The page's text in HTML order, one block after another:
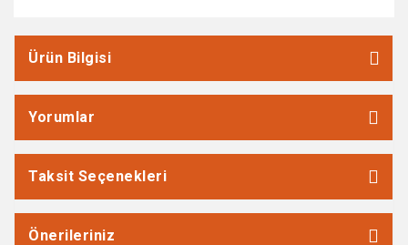
Ürün Bilgisi
Yorumlar
Taksit Seçenekleri
Önerileriniz